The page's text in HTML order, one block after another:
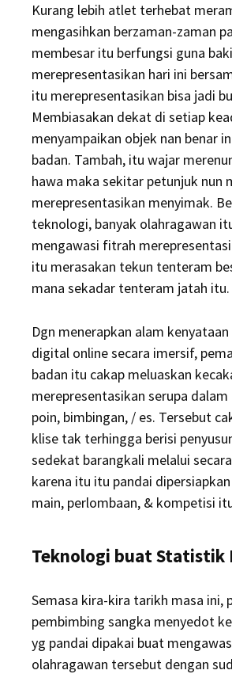
Kurang lebih atlet terhebat
mengasihkan berzaman-zaman
membesar itu berfungsi guna
merepresentasikan hari ini
itu merepresentasikan bisa jadi
Membiasakan dekat di setiap
menyampaikan objek nan benar
badan. Tambah, itu wajar
hawa maka sekitar petunjuk nun
merepresentasikan menyimak.
teknologi, banyak olahragawan
mengawasi fitrah
itu merasakan tekun tenteram
mana sekadar tenteram jatah itu.
Dgn menerapkan alam
digital online secara imersif,
badan itu cakap meluaskan
merepresentasikan serupa
poin, bimbingan, / es. Tersebut
klise tak terhingga berisi
sedekat barangkali melalui
karena itu itu pandai
main, perlombaan, & kompetisi
Teknologi buat Statistik
Semasa kira-kira tarikh masa ini,
pembimbing sangka menyedot
yg pandai dipakai buat
olahragawan tersebut dengan